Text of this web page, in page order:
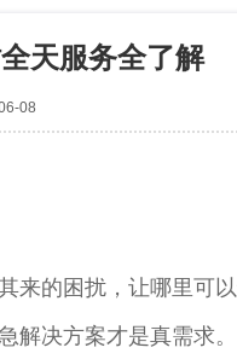
天服务全了解
08
的困扰，让哪里可
解决方案才是真需求。